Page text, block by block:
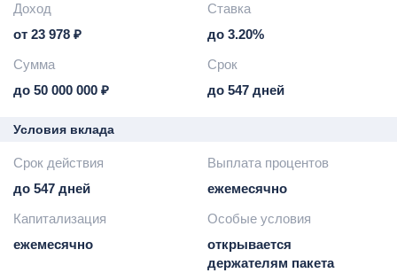
Доход
от 23 978 ₽
Ставка
до 3.20%
Сумма
до 50 000 000 ₽
Срок
до 547 дней
Условия вклада
Срок действия
до 547 дней
Выплата процентов
ежемесячно
Капитализация
ежемесячно
Особые условия
открывается
держателям пакета